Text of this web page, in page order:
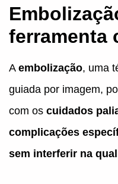
ferramenta
A embolização, uma
guiada por imagem,
com os cuidados
complicações
sem interferir na